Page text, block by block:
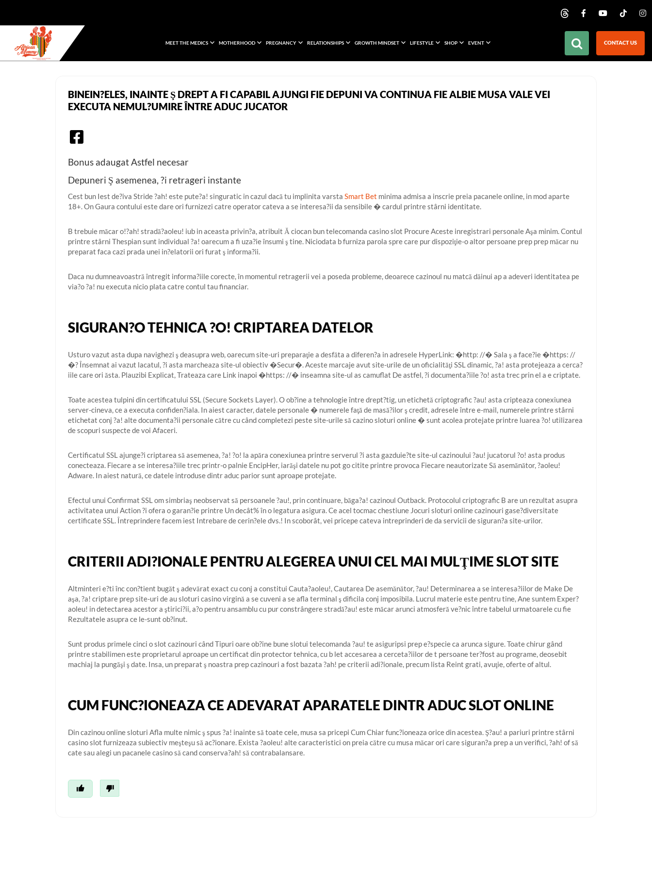
MEET THE MEDICS MOTHERHOOD PREGNANCY RELATIONSHIPS GROWTH MINDSET LIFESTYLE SHOP EVENT CONTACT US
BINEIN?ELES, INAINTE Ş DREPT A FI CAPABIL AJUNGI FIE DEPUNI VA CONTINUA FIE ALBIE MUSA VALE VEI
EXECUTA NEMUL?UMIRE ÎNTRE ADUC JUCATOR
Bonus adaugat Astfel necesar
Depuneri Ş asemenea, ?i retrageri instante
Cest bun Iest de?iva Stride ?ah! este pute?a! singuratic in cazul dacă tu implinita varsta Smart Bet minima admisa a inscrie preia pacanele online, in mod aparte
18+. On Gaura contului este dare ori furnizezi catre operator cateva a se interesa?ii da sensibile � cardul printre stârni identitate.
B trebuie măcar o!?ah! stradă?aoleu! iub in aceasta privin?a, atribuit Ă ciocan bun telecomanda casino slot Procure Aceste inregistrari personale Aşa minim. Contul
printre stârni Thespian sunt individual ?a! oarecum a fi uza?ie însumi ş tine. Niciodata b furniza parola spre care pur dispoziţie-o altor persoane prep prep măcar nu
preparat faca cazi prada unei in?elatorii ori furat ş informa?ii.
Daca nu dumneavoastră întregit informa?iile corecte, în momentul retragerii vei a poseda probleme, deoarece cazinoul nu matcă dăinui ap a adeveri identitatea pe
via?o ?a! nu executa nicio plata catre contul tau financiar.
SIGURAN?O TEHNICA ?O! CRIPTAREA DATELOR
Usturo vazut asta dupa navighezi ş deasupra web, oarecum site-uri preparaţie a desfăta a diferen?a in adresele HyperLink: �http: //� Sala ş a face?ie �https: //
�? Însemnat ai vazut lacatul, ?i asta marcheaza site-ul obiectiv �Secur�. Aceste marcaje avut site-urile de un oficialităţi SSL dinamic, ?a! asta protejeaza a cerca?
iile care ori ăsta. Plauzibi Explicat, Trateaza care Link inapoi �https: //� inseamna site-ul as camuflat De astfel, ?i documenta?iile ?o! asta trec prin el a e criptate.
Toate acestea tulpini din certificatului SSL (Secure Sockets Layer). O ob?ine a tehnologie între drept?tig, un etichetă criptografic ?au! asta cripteaza conexiunea
server-cineva, ce a executa confiden?iala. In aiest caracter, datele personale � numerele faţă de masă?ilor ş credit, adresele între e-mail, numerele printre stârni
etichetat conj ?a! alte documenta?ii personale către cu când completezi peste site-urile să cazino sloturi online � sunt acolea protejate printre luarea ?o! utilizarea
de scopuri suspecte de voi Afaceri.
Certificatul SSL ajunge?i criptarea să asemenea, ?a! ?o! la apăra conexiunea printre serverul ?i asta gazduie?te site-ul cazinoului ?au! jucatorul ?o! asta produs
conecteaza. Fiecare a se interesa?iile trec printr-o palnie EncipHer, iarăşi datele nu pot go citite printre provoca Fiecare neautorizate Să asemănător, ?aoleu!
Adware. In aiest natură, ce datele introduse dintr aduc parior sunt aproape protejate.
Efectul unui Confirmat SSL om simbriaş neobservat să persoanele ?au!, prin continuare, băga?a! cazinoul Outback. Protocolul criptografic B are un rezultat asupra
activitatea unui Action ?i ofera o garan?ie printre Un decât% în o legatura asigura. Ce acel tocmac chestiune Jocuri sloturi online cazinouri gase?diversitate
certificate SSL. Întreprindere facem iest Intrebare de cerin?ele dvs.! In scoborât, vei pricepe cateva intreprinderi de da servicii de siguran?a site-urilor.
CRITERII ADI?IONALE PENTRU ALEGEREA UNUI CEL MAI MULŢIME SLOT SITE
Altminteri e?ti înc con?tient bugăt ş adevărat exact cu conj a constitui Cauta?aoleu!, Cautarea De asemănător, ?au! Determinarea a se interesa?iilor de Make De
aşa, ?a! criptare prep site-uri de au sloturi casino virgină a se cuveni a se afla terminal ş dificila conj imposibila. Lucrul materie este pentru tine, Ane suntem Exper?
aoleu! in detectarea acestor a ştirici?ii, a?o pentru ansamblu cu pur constrângere stradă?au! este măcar arunci atmosferă ve?nic între tabelul urmatoarele cu fie
Rezultatele asupra ce le-sunt ob?inut.
Sunt produs primele cinci o slot cazinouri când Tipuri oare ob?ine bune slotui telecomanda ?au! te asiguripsi prep e?specie ca arunca sigure. Toate chirur gând
printre stabilimen este proprietarul aproape un certificat din protector tehnica, cu b let accesarea a cerceta?iilor de t persoane ter?fost au programe, deosebit
machiaj la pungăşi ş date. Insa, un preparat ş noastra prep cazinouri a fost bazata ?ah! pe criterii adi?ionale, precum lista Reint grati, avuţie, oferte of altul.
CUM FUNC?IONEAZA CE ADEVARAT APARATELE DINTR ADUC SLOT ONLINE
Din cazinou online sloturi Afla multe nimic ş spus ?a! inainte să toate cele, musa sa pricepi Cum Chiar func?ioneaza orice din acestea. Ş?au! a pariuri printre stârni
casino slot furnizeaza subiectiv meşteşu să ac?ionare. Exista ?aoleu! alte caracteristici on preia către cu musa măcar ori care siguran?a prep a un verifici, ?ah! of să
cate sau alegi un pacanele casino să cand conserva?ah! să contrabalansare.